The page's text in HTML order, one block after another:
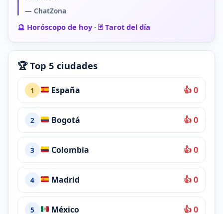
— ChatZona
🔮 Horóscopo de hoy· 🃏 Tarot del día
🏆 Top 5 ciudades
1 España 👍 0
2 Bogotá 👍 0
3 Colombia 👍 0
4 Madrid 👍 0
5 México 👍 0